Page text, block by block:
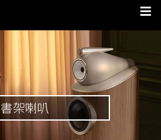
書架喇叭